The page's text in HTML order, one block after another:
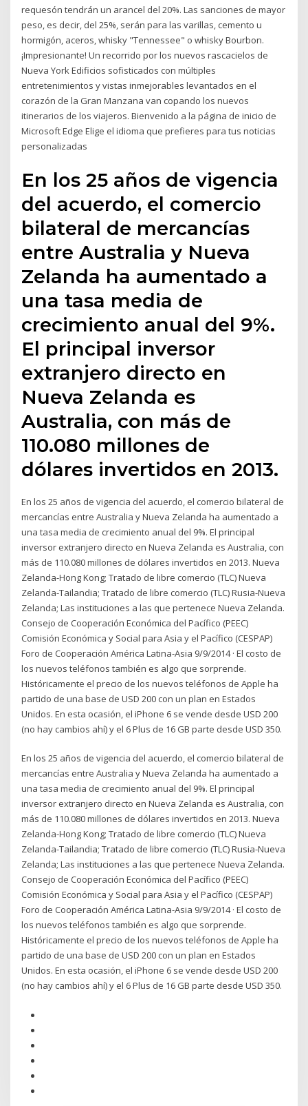
requesón tendrán un arancel del 20%. Las sanciones de mayor
peso, es decir, del 25%, serán para las varillas, cemento u
hormigón, aceros, whisky "Tennessee" o whisky Bourbon.
¡Impresionante! Un recorrido por los nuevos rascacielos de
Nueva York Edificios sofisticados con múltiples
entretenimientos y vistas inmejorables levantados en el
corazón de la Gran Manzana van copando los nuevos
itinerarios de los viajeros. Bienvenido a la página de inicio de
Microsoft Edge Elige el idioma que prefieres para tus noticias
personalizadas
En los 25 años de vigencia
del acuerdo, el comercio
bilateral de mercancías
entre Australia y Nueva
Zelanda ha aumentado a
una tasa media de
crecimiento anual del 9%.
El principal inversor
extranjero directo en
Nueva Zelanda es
Australia, con más de
110.080 millones de
dólares invertidos en 2013.
En los 25 años de vigencia del acuerdo, el comercio bilateral de
mercancías entre Australia y Nueva Zelanda ha aumentado a
una tasa media de crecimiento anual del 9%. El principal
inversor extranjero directo en Nueva Zelanda es Australia, con
más de 110.080 millones de dólares invertidos en 2013. Nueva
Zelanda-Hong Kong; Tratado de libre comercio (TLC) Nueva
Zelanda-Tailandia; Tratado de libre comercio (TLC) Rusia-Nueva
Zelanda; Las instituciones a las que pertenece Nueva Zelanda.
Consejo de Cooperación Económica del Pacífico (PEEC)
Comisión Económica y Social para Asia y el Pacífico (CESPAP)
Foro de Cooperación América Latina-Asia 9/9/2014 · El costo de
los nuevos teléfonos también es algo que sorprende.
Históricamente el precio de los nuevos teléfonos de Apple ha
partido de una base de USD 200 con un plan en Estados
Unidos. En esta ocasión, el iPhone 6 se vende desde USD 200
(no hay cambios ahí) y el 6 Plus de 16 GB parte desde USD 350.
En los 25 años de vigencia del acuerdo, el comercio bilateral de
mercancías entre Australia y Nueva Zelanda ha aumentado a
una tasa media de crecimiento anual del 9%. El principal
inversor extranjero directo en Nueva Zelanda es Australia, con
más de 110.080 millones de dólares invertidos en 2013. Nueva
Zelanda-Hong Kong; Tratado de libre comercio (TLC) Nueva
Zelanda-Tailandia; Tratado de libre comercio (TLC) Rusia-Nueva
Zelanda; Las instituciones a las que pertenece Nueva Zelanda.
Consejo de Cooperación Económica del Pacífico (PEEC)
Comisión Económica y Social para Asia y el Pacífico (CESPAP)
Foro de Cooperación América Latina-Asia 9/9/2014 · El costo de
los nuevos teléfonos también es algo que sorprende.
Históricamente el precio de los nuevos teléfonos de Apple ha
partido de una base de USD 200 con un plan en Estados
Unidos. En esta ocasión, el iPhone 6 se vende desde USD 200
(no hay cambios ahí) y el 6 Plus de 16 GB parte desde USD 350.